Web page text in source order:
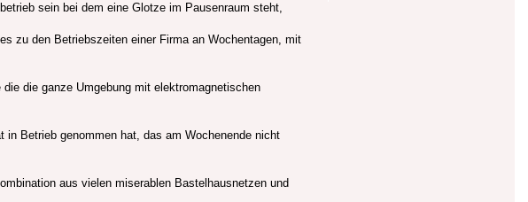
sein bei dem eine Glotze im Pausenraum steht,
zu den Betriebszeiten einer Firma an Wochentagen, mit
die ganze Umgebung mit elektromagnetischen
Betrieb genommen hat, das am Wochenende nicht
aus vielen miserablen Bastelhausnetzen und